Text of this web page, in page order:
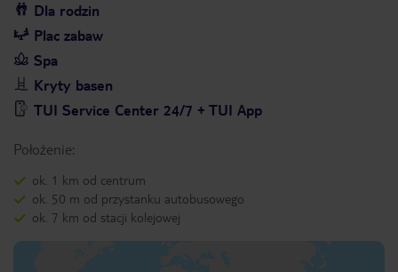
Dla rodzin
Plac zabaw
Spa
Kryty basen
TUI Service Center 24/7 + TUI App
Położenie:
ok. 1 km od centrum
ok. 50 m od przystanku autobusowego
ok. 7 km od stacji kolejowej